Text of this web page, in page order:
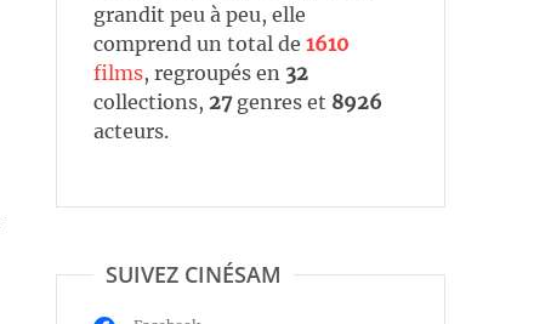
grandit peu à peu, elle
comprend un total de 1610
films, regroupés en 32
collections, 27genres et 8926
acteurs.
SUIVEZ CINÉSAM